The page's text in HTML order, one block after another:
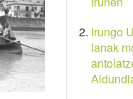
Irungo
lanak